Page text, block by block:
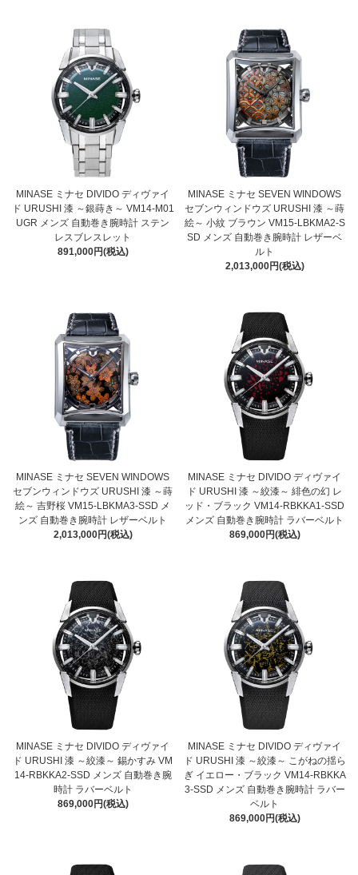
MINASE ミナセ DIVIDO ディヴァイ
ド URUSHI 漆 ～銀蒔き～ VM14-M01
UGR メンズ 自動巻き腕時計 ステン
レスブレスレット
891,000円(税込)
MINASE ミナセ SEVEN WINDOWS
セブンウィンドウズ URUSHI 漆 ～蒔
絵～ 小紋 ブラウン VM15-LBKMA2-S
SD メンズ 自動巻き腕時計 レザーベ
ルト
2,013,000円(税込)
MINASE ミナセ SEVEN WINDOWS
セブンウィンドウズ URUSHI 漆 ～蒔
絵～ 吉野桜 VM15-LBKMA3-SSD メ
ンズ 自動巻き腕時計 レザーベルト
2,013,000円(税込)
MINASE ミナセ DIVIDO ディヴァイ
ド URUSHI 漆 ～絞漆～ 緋色の幻 レ
ッド・ブラック VM14-RBKKA1-SSD
メンズ 自動巻き腕時計 ラバーベルト
869,000円(税込)
MINASE ミナセ DIVIDO ディヴァイ
ド URUSHI 漆 ～絞漆～ 錫かすみ VM
14-RBKKA2-SSD メンズ 自動巻き腕
時計 ラバーベルト
869,000円(税込)
MINASE ミナセ DIVIDO ディヴァイ
ド URUSHI 漆 ～絞漆～ こがねの揺ら
ぎ イエロー・ブラック VM14-RBKKA
3-SSD メンズ 自動巻き腕時計 ラバー
ベルト
869,000円(税込)